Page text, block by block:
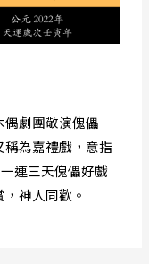
劇團敬演傀儡
為嘉禮戲，意指
連三天傀儡好戲
神人同歡。